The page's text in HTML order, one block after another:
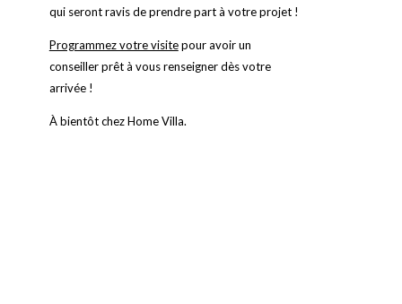
qui seront ravis de prendre part à votre projet !
Programmez votre visitepour avoir un
conseiller prêt à vous renseigner dès votre
arrivée !
À bientôt chez Home Villa.